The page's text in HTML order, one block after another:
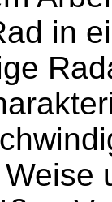
in